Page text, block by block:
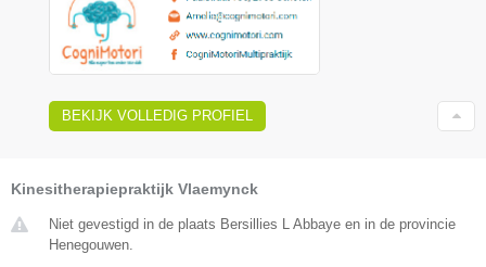
BEKIJK VOLLEDIG PROFIEL
Kinesitherapiepraktijk Vlaemynck
Niet gevestigd in de plaats Bersillies L Abbaye en in de provincie
Henegouwen.